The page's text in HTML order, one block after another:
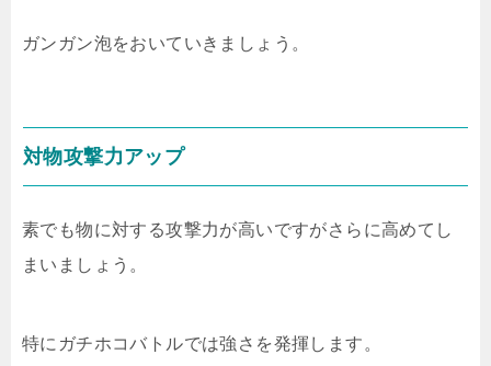
ガンガン泡をおいていきましょう。
対物攻撃力アップ
素でも物に対する攻撃力が高いですがさらに高めてし
まいましょう。
特にガチホコバトルでは強さを発揮します。